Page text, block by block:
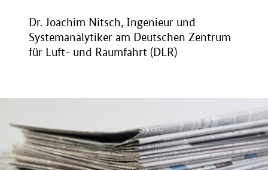
Dr. Joachim Nitsch, Ingenieur und
Systemanalytiker am Deutschen Zentrum
für Luft- und Raumfahrt (DLR)